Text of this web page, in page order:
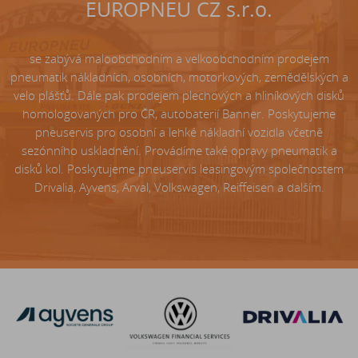
EUROPNEU CZ s.r.o.
se zabývá maloobchodním a velkoobchodním prodejem
pneumatik nákladních, osobních, motorkových, zemědělských a
velo plášťů. Dále pak prodejem plechových a hliníkových disků
homologovaných pro ČR, autobaterií Banner. Poskytujeme
pneuservis pro osobní a lehké nákladní vozidla včetně
sezónního uskladnění. Provádíme také opravy pneumatik a
disků kol. Poskytujeme pneuservis leasingovým společnostem
Drivalia, Ayvens, Arval, Volkswagen, Reiffeisen a dalším.